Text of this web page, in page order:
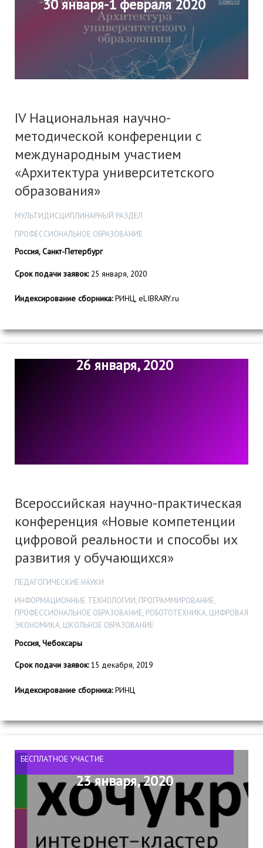
30 января-1 февраля 2020
IV Национальная научно-
методической конференции с
международным участием
«Архитектура университетского
образования»
МУЛЬТИДИСЦИПЛИНАРНЫЙ РАЗДЕЛ
ПРОФЕССИОНАЛЬНОЕ ОБРАЗОВАНИЕ
Россия, Санкт-Петербург
Срок подачи заявок:25 января, 2020
Индексирование сборника:РИНЦ, eLIBRARY.ru
26 января, 2020
Всероссийская научно-практическая
конференция «Новые компетенции
цифровой реальности и способы их
развития у обучающихся»
ПЕДАГОГИЧЕСКИЕ НАУКИ
ИНФОРМАЦИОННЫЕ ТЕХНОЛОГИИ, ПРОГРАММИРОВАНИЕ,
ПРОФЕССИОНАЛЬНОЕ ОБРАЗОВАНИЕ, РОБОТОТЕХНИКА, ЦИФРОВАЯ
ЭКОНОМИКА, ШКОЛЬНОЕ ОБРАЗОВАНИЕ
Россия, Чебоксары
Срок подачи заявок:15 декабря, 2019
Индексирование сборника:РИНЦ
БЕСПЛАТНОЕ УЧАСТИЕ
23 января, 2020